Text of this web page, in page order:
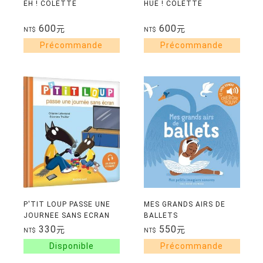
EH ! COLETTE
NT$ 600元
HUE ! COLETTE
NT$ 600元
P'TIT LOUP PASSE UNE
JOURNEE SANS ECRAN
NT$ 330元
MES GRANDS AIRS DE
BALLETS
NT$ 550元